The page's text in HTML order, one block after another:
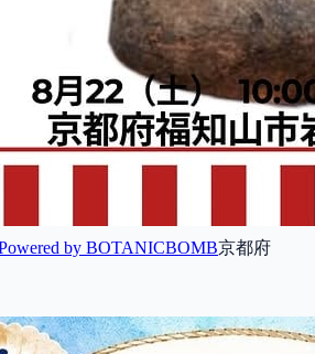
by BOTANICBOMB京都府